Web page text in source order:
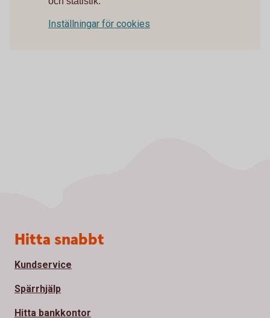
Inställningar för cookies
Sidfot
Hitta snabbt
Kundservice
Spärrhjälp
Hitta bankkontor